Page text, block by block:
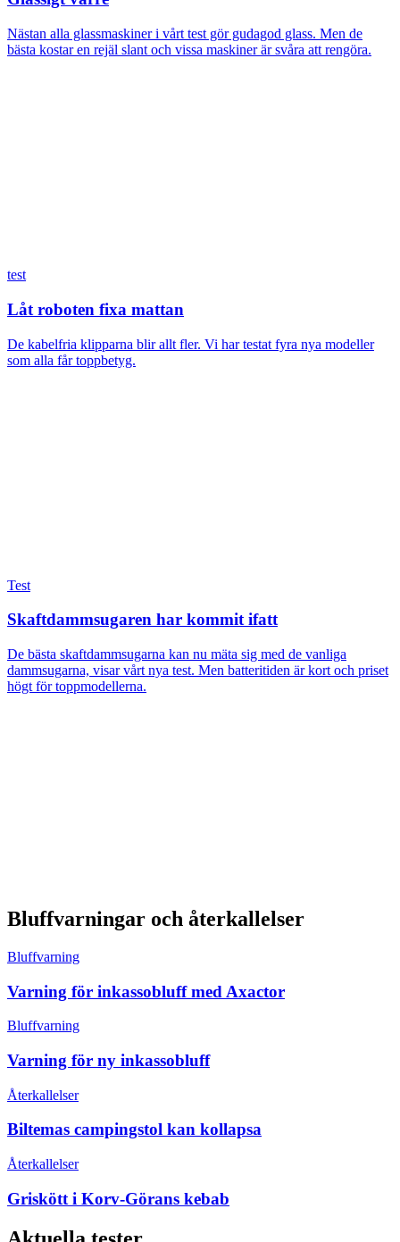
Nästan alla glassmaskiner i vårt test gör gudagod glass. Men de
bästa kostar en rejäl slant och vissa maskiner är svåra att rengöra.
test
Låt roboten fixa mattan
De kabelfria klipparna blir allt fler. Vi har testat fyra nya modeller
som alla får toppbetyg.
Test
Skaftdammsugaren har kommit ifatt
De bästa skaftdammsugarna kan nu mäta sig med de vanliga
dammsugarna, visar vårt nya test. Men batteritiden är kort och priset
högt för toppmodellerna.
Bluffvarningar och återkallelser
Bluffvarning
Varning för inkassobluff med Axactor
Bluffvarning
Varning för ny inkassobluff
Återkallelser
Biltemas campingstol kan kollapsa
Återkallelser
Griskött i Korv-Görans kebab